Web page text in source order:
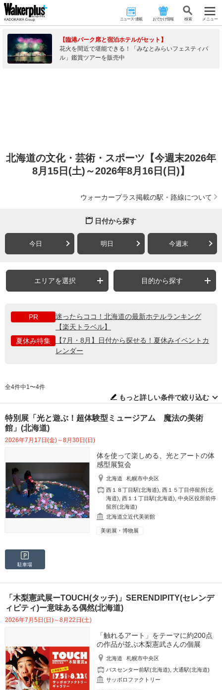
ニュース･連載 おでかけ情報 検 索 メニュー
【臨港パーク席と宿泊ホテルがセット】
花火を間近で堪能できる！「みなとみらいフェスティバ
ル」鑑賞ツアーを販売中
北海道の文化・芸術・スポーツ【今週末2026年
8月15日(土)～2026年8月16日(日)】
ウォーカープラス掲載の駅・路線について
日付から探す
今日 明日 今週末
エリアを選択 目的から探す
PR
迷ったらココ！北海道の最新ホテルランキング
【楽天トラベル】
夏休み特集
【7月・8月】日付から探せる！夏休みイベントカ
レンダー
全4件中1〜4件
もっと詳しい条件で絞り込む
特別展「光と遊ぶ！超体験型ミュージアム 魔法の美術
館」(北海道)
2026年7月17日(金)～8月30日(日)
体を使って楽しめる、光とアートの体
感型展覧会
北海道
札幌市中央区
西１８丁目駅(北海道) ,西１５丁目停留所(北
海道) ,西１１丁目駅(北海道) ,中央区役所前停
留所(北海道)
北海道立近代美術館
美術展・博物展
駐車場
「木梨憲武展ーTOUCH(タッチ)」SERENDIPITY(セレンデ
ィピティ)ー意味ある偶然(北海道)
2026年7月5日(日)～8月22日(土)
「触れるアート」をテーマに約200点
の作品が並ぶ木梨憲武さんの個展
北海道
札幌市中央区
バスセンター前駅(北海道) ,大通駅(北海道)
サッポロファクトリー